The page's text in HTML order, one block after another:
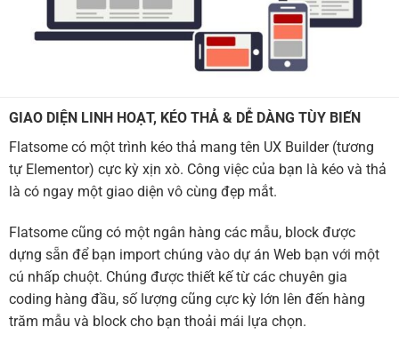
GIAO DIỆN LINH HOẠT, KÉO THẢ & DỄ DÀNG TÙY BIẾN
Flatsome có một trình kéo thả mang tên UX Builder (tương
tự Elementor) cực kỳ xịn xò. Công việc của bạn là kéo và thả
là có ngay một giao diện vô cùng đẹp mắt.
Flatsome cũng có một ngân hàng các mẫu, block được
dựng sẵn để bạn import chúng vào dự án Web bạn với một
cú nhấp chuột. Chúng được thiết kế từ các chuyên gia
coding hàng đầu, số lượng cũng cực kỳ lớn lên đến hàng
trăm mẫu và block cho bạn thoải mái lựa chọn.